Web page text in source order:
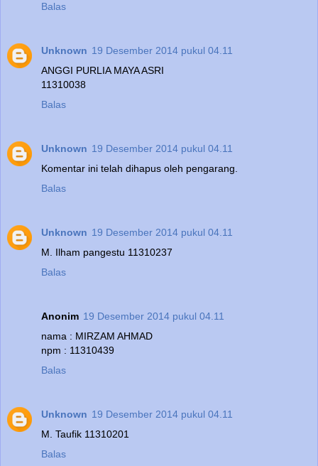
Balas
Unknown 19 Desember 2014 pukul 04.11
ANGGI PURLIA MAYA ASRI
11310038
Balas
Unknown 19 Desember 2014 pukul 04.11
Komentar ini telah dihapus oleh pengarang.
Balas
Unknown 19 Desember 2014 pukul 04.11
M. Ilham pangestu 11310237
Balas
Anonim 19 Desember 2014 pukul 04.11
nama : MIRZAM AHMAD
npm : 11310439
Balas
Unknown 19 Desember 2014 pukul 04.11
M. Taufik 11310201
Balas